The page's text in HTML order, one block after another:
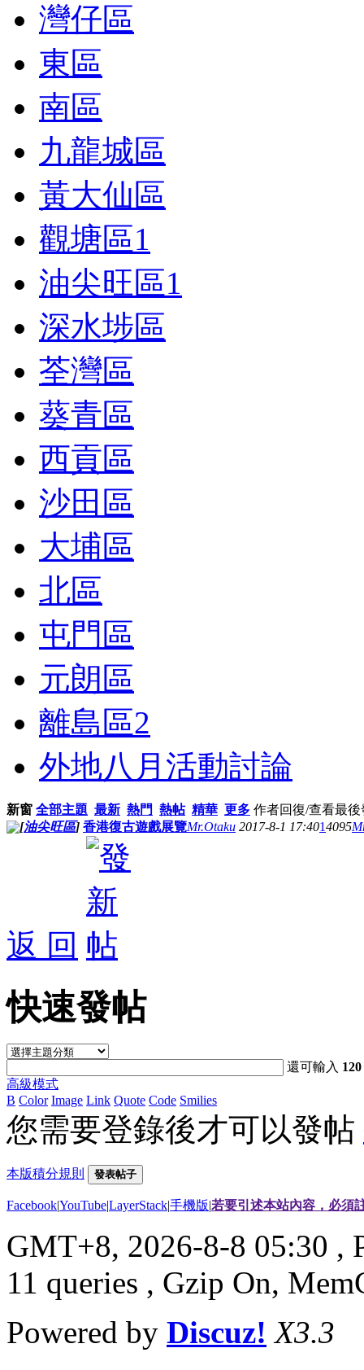
灣仔區
東區
南區
九龍城區
黃大仙區
觀塘區1
油尖旺區1
深水埗區
荃灣區
葵青區
西貢區
沙田區
大埔區
北區
屯門區
元朗區
離島區2
外地八月活動討論
新窗 全部主題 最新 熱門 熱帖 精華 更多 作者回復/查看最後
[油尖旺區] 香港復古遊戲展覽Mr.Otaku 2017-8-1 17:4014095
返 回
快速發帖
還可輸入 120
高級模式
B Color Image Link Quote Code Smilies
您需要登錄後才可以發帖
本版積分規則 發表帖子
Facebook|YouTube|LayerStack|手機版|若要引述本站內容，必須
GMT+8, 2026-8-8 05:30 ,
11 queries , Gzip On,
Powered by Discuz! X3.3